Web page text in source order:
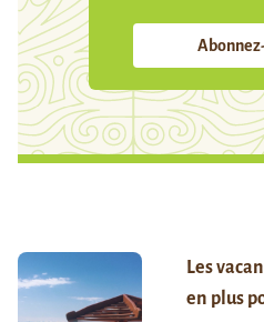
Les
en plus